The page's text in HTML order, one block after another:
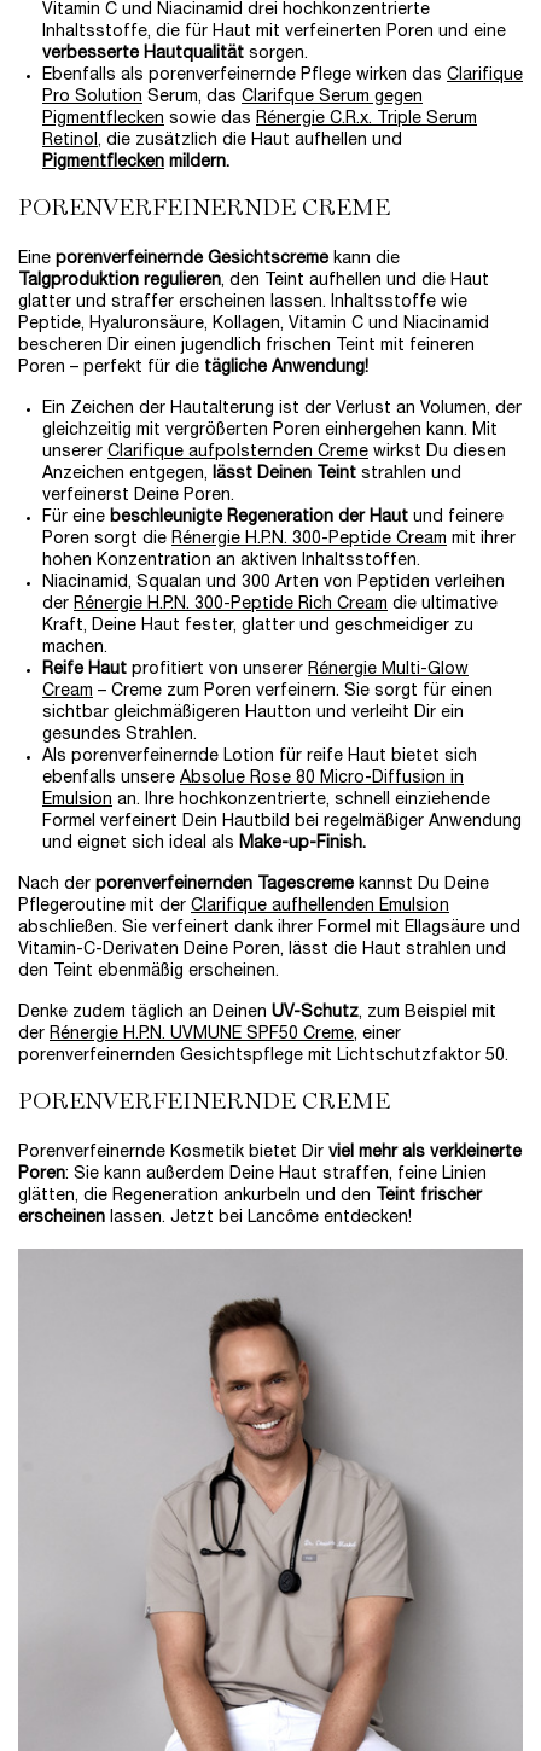
Vitamin C und Niacinamid drei hochkonzentrierte
Inhaltsstoffe, die für Haut mit verfeinerten Poren und eine
verbesserte Hautqualität sorgen.
Ebenfalls als porenverfeinernde Pflege wirken das Clarifique
Pro Solution Serum, das Clarifque Serum gegen
Pigmentflecken sowie das Rénergie C.R.x. Triple Serum
Retinol , die zusätzlich die Haut aufhellen und
Pigmentflecken mildern.
PORENVERFEINERNDE CREME
Eine porenverfeinernde Gesichtscremekann die
Talgproduktion regulieren, den Teint aufhellen und die Haut
glatter und straffer erscheinen lassen. Inhaltsstoffe wie
Peptide, Hyaluronsäure, Kollagen, Vitamin C und Niacinamid
bescheren Dir einen jugendlich frischen Teint mit feineren
Poren – perfekt für die tägliche Anwendung!
Ein Zeichen der Hautalterung ist der Verlust an Volumen, der
gleichzeitig mit vergrößerten Poren einhergehen kann. Mit
unserer Clarifique aufpolsternden Creme wirkst Du diesen
Anzeichen entgegen,
lässt Deinen Teint strahlen und
verfeinerst Deine Poren.
Für eine beschleunigte Regeneration der Haut und feinere
Poren sorgt die Rénergie H.P.N. 300-Peptide Cream mit ihrer
hohen Konzentration an aktiven Inhaltsstoffen.
Niacinamid, Squalan und 300 Arten von Peptiden verleihen
der Rénergie H.P.N. 300-Peptide Rich Cream die ultimative
Kraft, Deine Haut fester, glatter und geschmeidiger zu
machen.
Reife Haut profitiert von unserer Rénergie Multi-Glow
Cream – Creme zum Poren verfeinern. Sie sorgt für einen
sichtbar gleichmäßigeren Hautton und verleiht Dir ein
gesundes Strahlen.
Als porenverfeinernde Lotion für reife Haut bietet sich
ebenfalls unsere Absolue Rose 80 Micro-Diffusion in
Emulsion an. Ihre hochkonzentrierte, schnell einziehende
Formel verfeinert Dein Hautbild bei regelmäßiger Anwendung
und eignet sich ideal als Make-up-Finish.
Nach der porenverfeinernden Tagescremekannst Du Deine
Pflegeroutine mit der Clarifique aufhellenden Emulsion
abschließen. Sie verfeinert dank ihrer Formel mit Ellagsäure und
Vitamin-C-Derivaten Deine Poren, lässt die Haut strahlen und
den Teint ebenmäßig erscheinen.
Denke zudem täglich an Deinen UV-Schutz, zum Beispiel mit
der Rénergie H.P.N. UVMUNE SPF50 Creme, einer
porenverfeinernden Gesichtspflege mit Lichtschutzfaktor 50.
PORENVERFEINERNDE CREME
Porenverfeinernde Kosmetik bietet Dir viel mehr als verkleinerte
Poren: Sie kann außerdem Deine Haut straffen, feine Linien
glätten, die Regeneration ankurbeln und den
Teint frischer
erscheinen lassen. Jetzt bei Lancôme entdecken!